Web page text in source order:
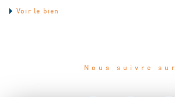
Voir le bien
Nous suivre sur